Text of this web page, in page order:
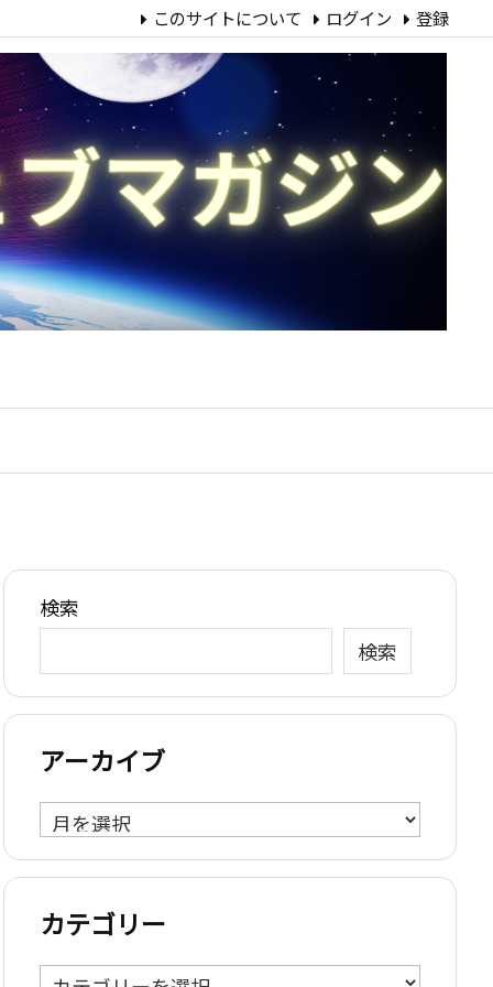
このサイトについて ログイン 登録
検索
検索
アーカイブ
ア
ー
カ
ブ
カテゴリー
カ